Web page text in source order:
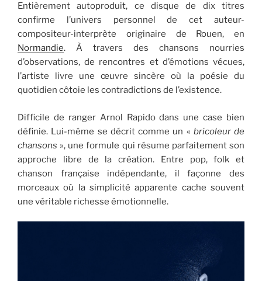
Entièrement autoproduit, ce disque de dix titres
confirme l’univers personnel de cet auteur-
compositeur-interprète originaire de Rouen, en
Normandie. À travers des chansons nourries
d’observations, de rencontres et d’émotions vécues,
l’artiste livre une œuvre sincère où la poésie du
quotidien côtoie les contradictions de l’existence.
Difficile de ranger Arnol Rapido dans une case bien
définie. Lui-même se décrit comme un « bricoleur de
chansons », une formule qui résume parfaitement son
approche libre de la création. Entre pop, folk et
chanson française indépendante, il façonne des
morceaux où la simplicité apparente cache souvent
une véritable richesse émotionnelle.